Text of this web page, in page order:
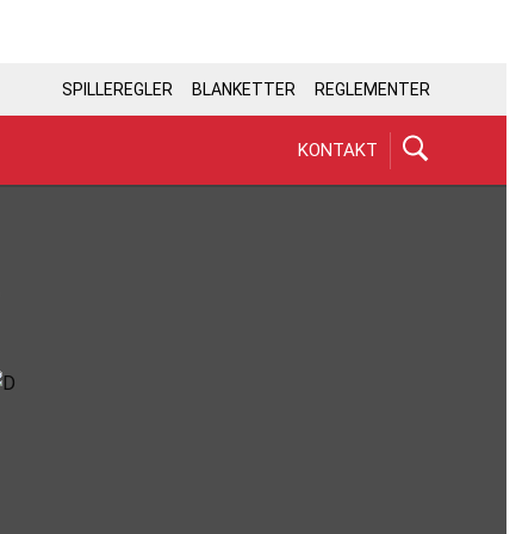
SPILLEREGLER BLANKETTER REGLEMENTER
KONTAKT